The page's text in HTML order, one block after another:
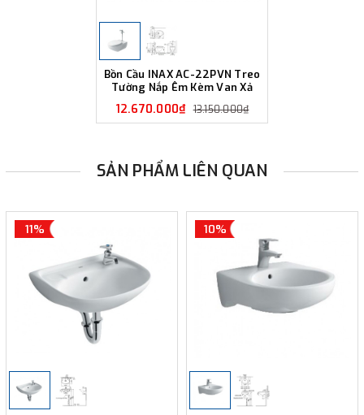
Bồn Cầu INAX AC-22PVN Treo
Tường Nắp Êm Kèm Van Xả
12.670.000₫ 13.150.000₫
SẢN PHẨM LIÊN QUAN
11% 10%